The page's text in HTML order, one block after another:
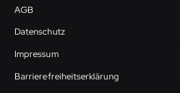
AGB
Datenschutz
Impressum
Barrierefreiheitserklärung